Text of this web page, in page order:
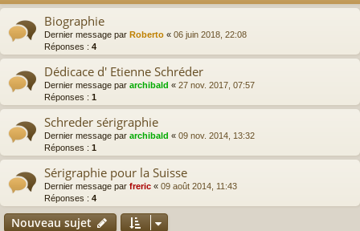
Biographie
Dernier message par Roberto « 06 juin 2018, 22:08
Réponses : 4
Dédicace d' Etienne Schréder
Dernier message par archibald « 27 nov. 2017, 07:57
Réponses : 1
Schreder sérigraphie
Dernier message par archibald « 09 nov. 2014, 13:32
Réponses : 1
Sérigraphie pour la Suisse
Dernier message par freric « 09 août 2014, 11:43
Réponses : 4
Nouveau sujet